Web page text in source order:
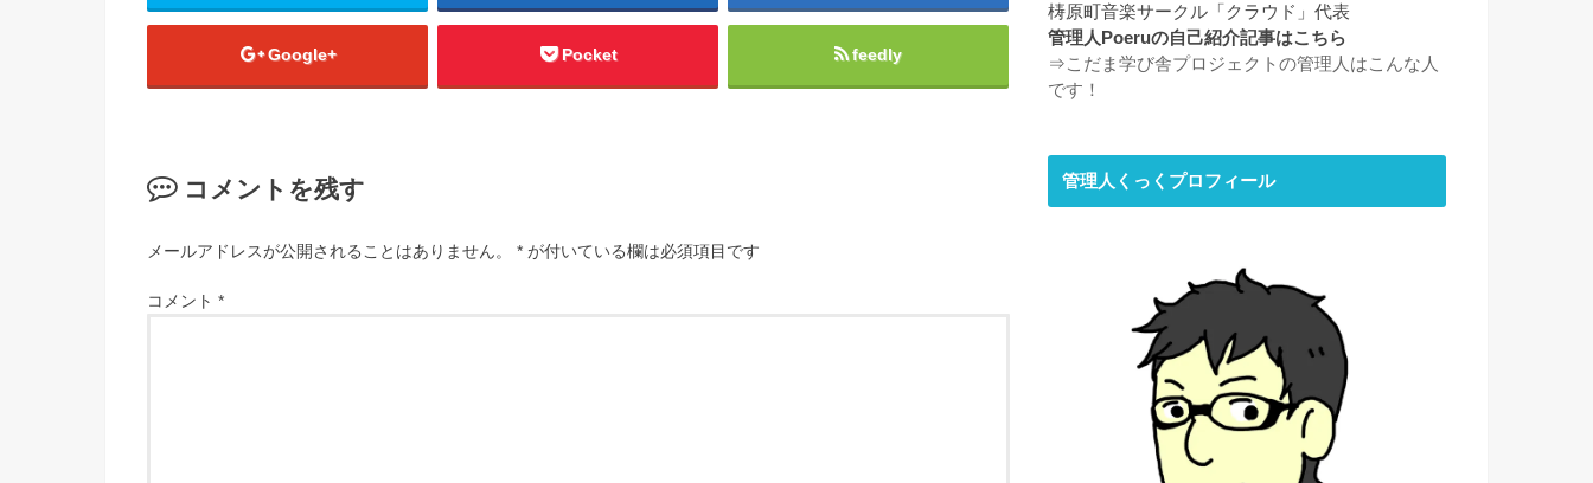
Google+ Pocket feedly
コメントを残す
メールアドレスが公開されることはありません。 * が付いている欄は必須項目です
コメント *
梼原町音楽サークル「クラウド」代表
管理人Poeruの自己紹介記事はこちら
⇒こだま学び舎プロジェクトの管理人はこんな人
です！
管理人くっくプロフィール